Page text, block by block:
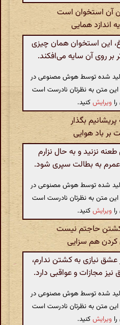
آن استخوان است
اندازد همایی
این استخوان همان چیزی
بر روی آن سایه می‌افکند.
شده توسط هوش مصنوعی در
این متن به نظرتان نادرست است
ویرایشکنید.
بگذار
بر باد هوایی
نزنید و به حال نزارم
عمرم به بطالت سپری شود.
شده توسط هوش مصنوعی در
این متن به نظرتان نادرست است
ویرایشکنید.
حاجتم نیست
هم سزایی
نیازی به کشتن ندارم،
مجازات و عواقبی دارد.
شده توسط هوش مصنوعی در
این متن به نظرتان نادرست است
ویرایشکنید.